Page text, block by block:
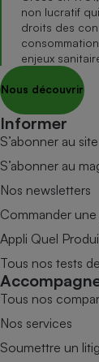
non lucratif
droits des
enjeux
Nous découvrir
Informer
S’abonner au site
S’abonner au
Nos newsletters
Commander
Appli Quel
Tous nos tests
Tous nos
Nos services
Soumettre un